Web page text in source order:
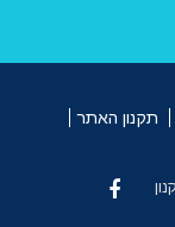
תקנון האתר